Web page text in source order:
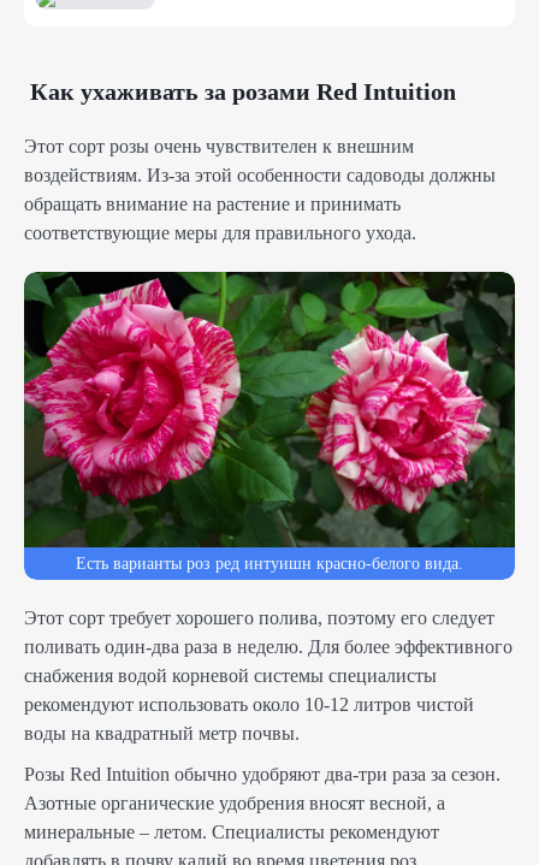
Как ухаживать за розами Red Intuition
Этот сорт розы очень чувствителен к внешним
воздействиям. Из-за этой особенности садоводы должны
обращать внимание на растение и принимать
соответствующие меры для правильного ухода.
Есть варианты роз ред интуишн красно-белого вида.
Этот сорт требует хорошего полива, поэтому его следует
поливать один-два раза в неделю. Для более эффективного
снабжения водой корневой системы специалисты
рекомендуют использовать около 10-12 литров чистой
воды на квадратный метр почвы.
Розы Red Intuition обычно удобряют два-три раза за сезон.
Азотные органические удобрения вносят весной, а
минеральные – летом. Специалисты рекомендуют